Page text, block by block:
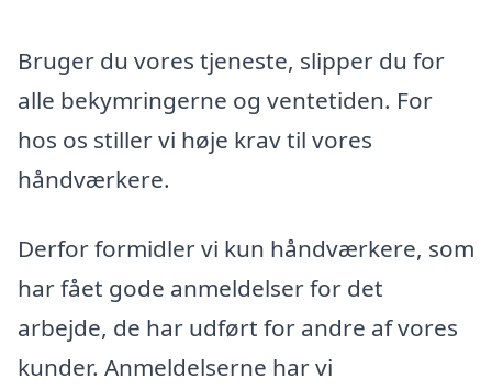
Bruger du vores tjeneste, slipper du for
alle bekymringerne og ventetiden. For
hos os stiller vi høje krav til vores
håndværkere.
Derfor formidler vi kun håndværkere, som
har fået gode anmeldelser for det
arbejde, de har udført for andre af vores
kunder. Anmeldelserne har vi